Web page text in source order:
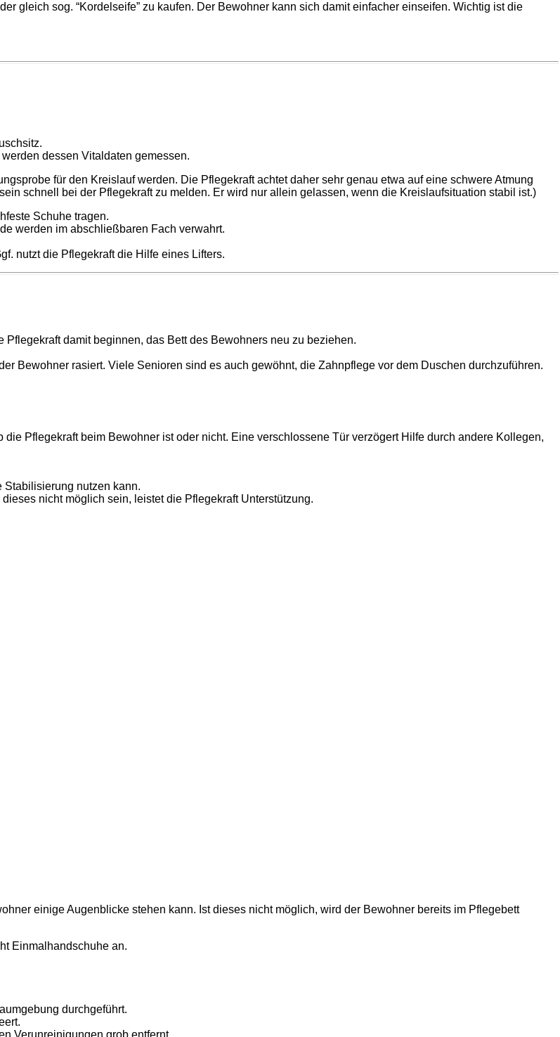
gleich sog. “Kordelseife” zu kaufen. Der Bewohner kann sich damit einfacher einseifen. Wichtig ist die
dessen Vitaldaten gemessen.
für den Kreislauf werden. Die Pflegekraft achtet daher sehr genau etwa auf eine schwere Atmung
schnell bei der Pflegekraft zu melden. Er wird nur allein gelassen, wenn die Kreislaufsituation stabil ist.)
Schuhe tragen.
werden im abschließbaren Fach verwahrt.
nutzt die Pflegekraft die Hilfe eines Lifters.
damit beginnen, das Bett des Bewohners neu zu beziehen.
Bewohner rasiert. Viele Senioren sind es auch gewöhnt, die Zahnpflege vor dem Duschen durchzuführen.
Pflegekraft beim Bewohner ist oder nicht. Eine verschlossene Tür verzögert Hilfe durch andere Kollegen,
Stabilisierung nutzen kann.
nicht möglich sein, leistet die Pflegekraft Unterstützung.
einige Augenblicke stehen kann. Ist dieses nicht möglich, wird der Bewohner bereits im Pflegebett
Einmalhandschuhe an.
durchgeführt.
Verunreinigungen grob entfernt.